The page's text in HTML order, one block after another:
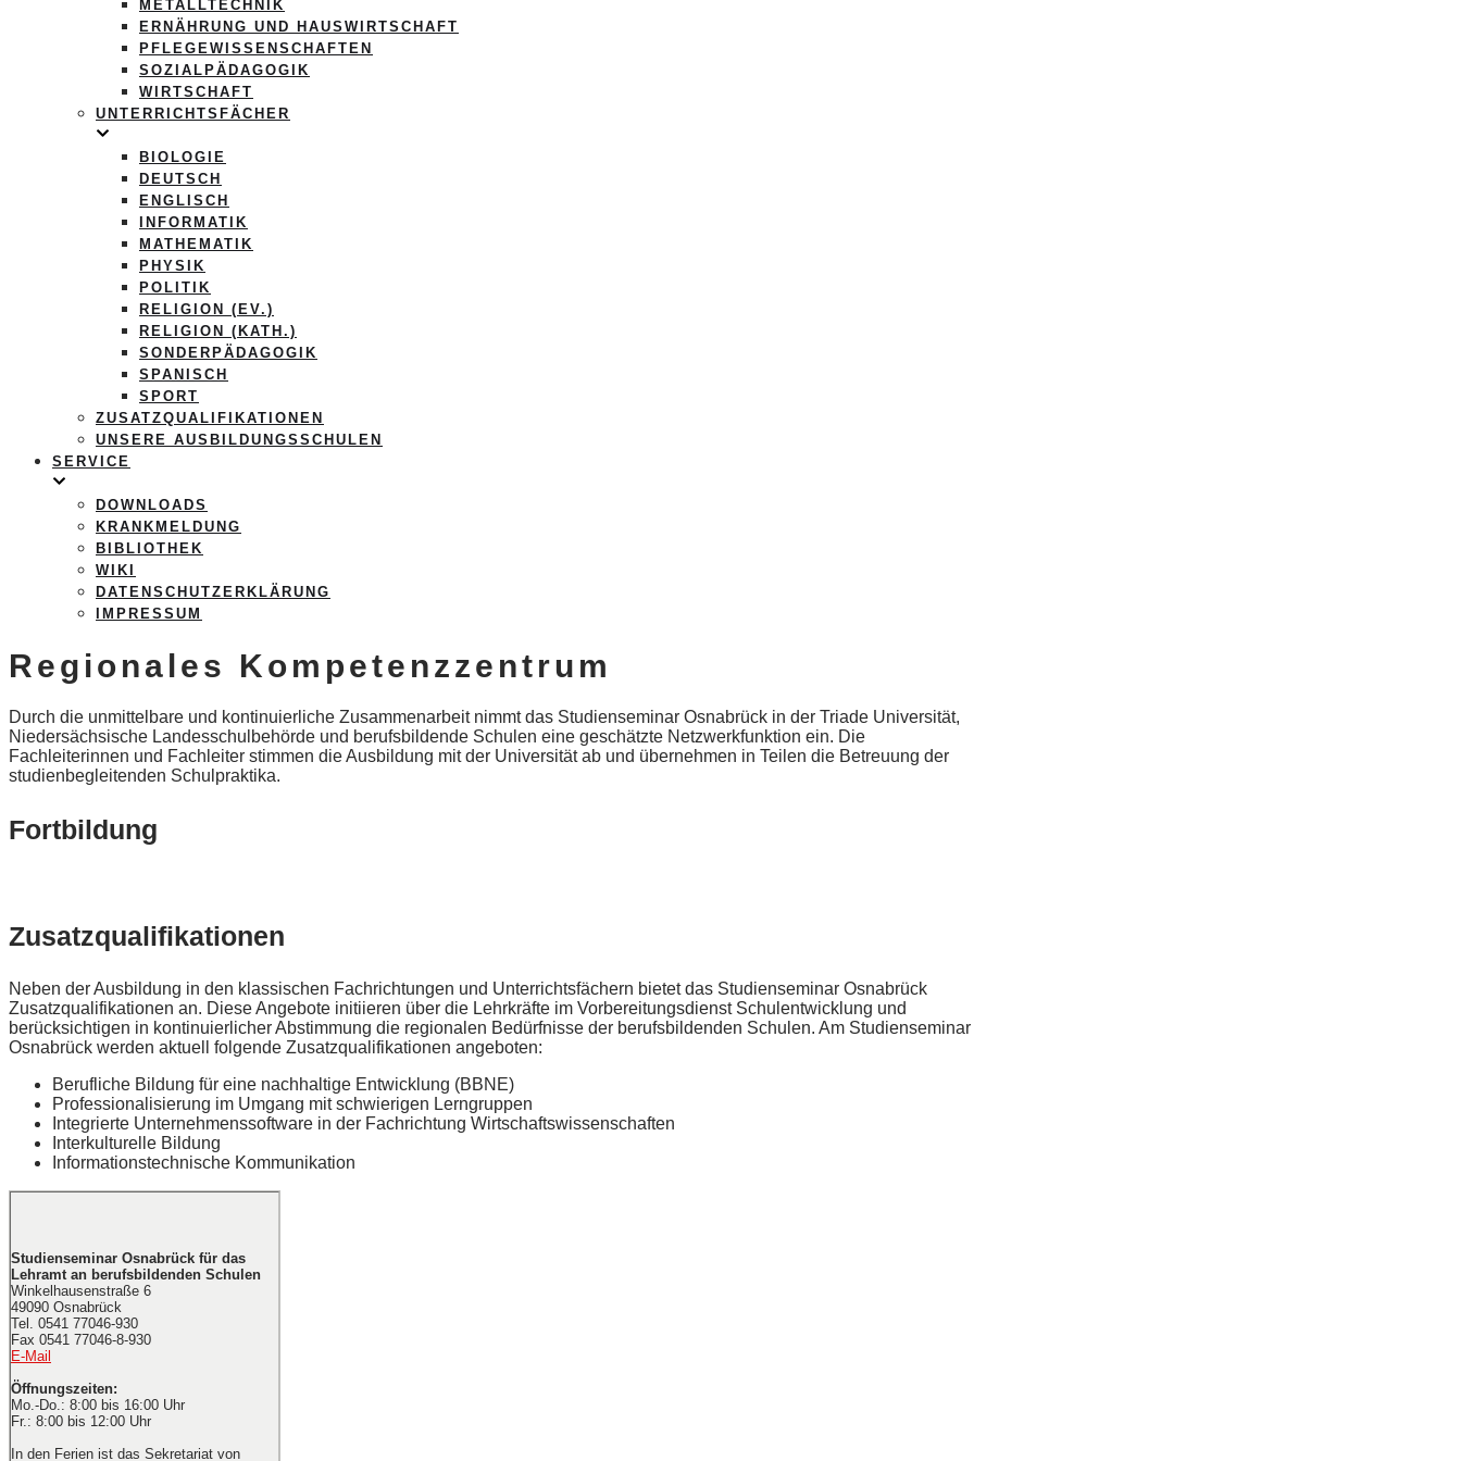
METALLTECHNIK
ERNÄHRUNG UND HAUSWIRTSCHAFT
PFLEGEWISSENSCHAFTEN
SOZIALPÄDAGOGIK
WIRTSCHAFT
UNTERRICHTSFÄCHER
BIOLOGIE
DEUTSCH
ENGLISCH
INFORMATIK
MATHEMATIK
PHYSIK
POLITIK
RELIGION (EV.)
RELIGION (KATH.)
SONDERPÄDAGOGIK
SPANISCH
SPORT
ZUSATZQUALIFIKATIONEN
UNSERE AUSBILDUNGSSCHULEN
SERVICE
DOWNLOADS
KRANKMELDUNG
BIBLIOTHEK
WIKI
DATENSCHUTZERKLÄRUNG
IMPRESSUM
Regionales Kompetenzzentrum
Durch die unmittelbare und kontinuierliche Zusammenarbeit nimmt das Studienseminar Osnabrück in der Triade Universität,
Niedersächsische Landesschulbehörde und berufsbildende Schulen eine geschätzte Netzwerkfunktion ein. Die
Fachleiterinnen und Fachleiter stimmen die Ausbildung mit der Universität ab und übernehmen in Teilen die Betreuung der
studienbegleitenden Schulpraktika.
Fortbildung
Zusatzqualifikationen
Neben der Ausbildung in den klassischen Fachrichtungen und Unterrichtsfächern bietet das Studienseminar Osnabrück
Zusatzqualifikationen an. Diese Angebote initiieren über die Lehrkräfte im Vorbereitungsdienst Schulentwicklung und
berücksichtigen in kontinuierlicher Abstimmung die regionalen Bedürfnisse der berufsbildenden Schulen. Am Studienseminar
Osnabrück werden aktuell folgende Zusatzqualifikationen angeboten:
Berufliche Bildung für eine nachhaltige Entwicklung (BBNE)
Professionalisierung im Umgang mit schwierigen Lerngruppen
Integrierte Unternehmenssoftware in der Fachrichtung Wirtschaftswissenschaften
Interkulturelle Bildung
Informationstechnische Kommunikation
Studienseminar Osnabrück für das
Lehramt an berufsbildenden Schulen
Winkelhausenstraße 6
49090 Osnabrück
Tel. 0541 77046-930
Fax 0541 77046-8-930
E-Mail
Öffnungszeiten:
Mo.-Do.: 8:00 bis 16:00 Uhr
Fr.: 8:00 bis 12:00 Uhr
In den Ferien ist das Sekretariat von